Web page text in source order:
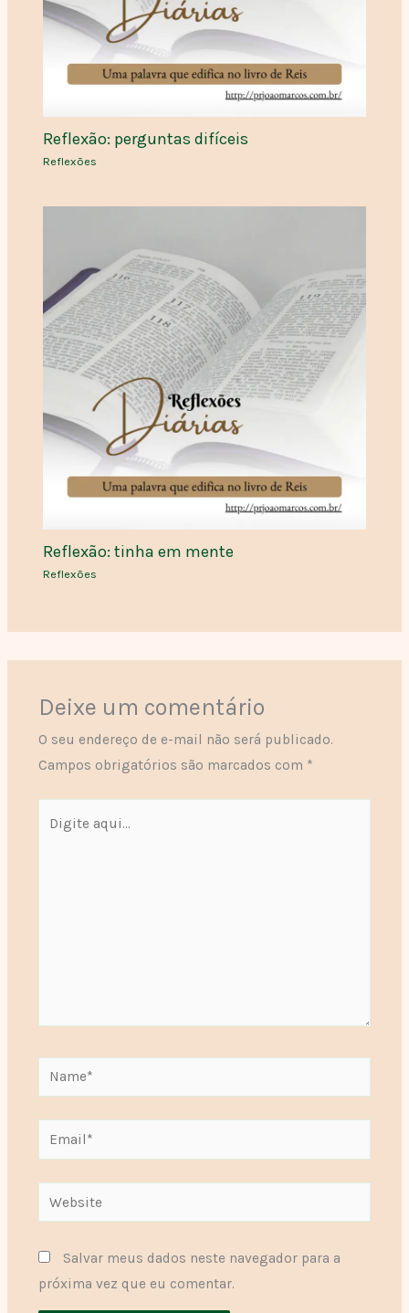
Reflexão: perguntas difíceis
Reflexões
Reflexão: tinha em mente
Reflexões
Deixe um comentário
O seu endereço de e-mail não será publicado.
Campos obrigatórios são marcados com *
aqui...
Name*
Email*
Website
Salvar meus dados neste navegador para a
próxima vez que eu comentar.